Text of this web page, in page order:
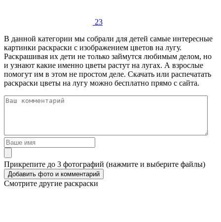
23
В данной категории мы собрали для детей самые интересные
картинки раскраски с изображением цветов на лугу.
Раскрашивая их дети не только займутся любимым делом, но
и узнают какие именно цветы растут на лугах. А взрослые
помогут им в этом не простом деле. Скачать или распечатать
раскраски цветы на лугу можно бесплатно прямо с сайта.
Прикрепите до 3 фотографий (нажмите и выберите файлы)
Смотрите другие раскраски